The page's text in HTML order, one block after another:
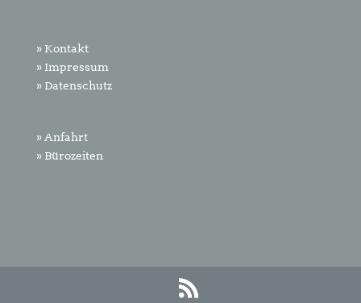
» Kontakt
» Impressum
» Datenschutz
» Anfahrt
» Bürozeiten